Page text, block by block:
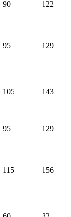
90 122
95 129
105 143
95 129
115 156